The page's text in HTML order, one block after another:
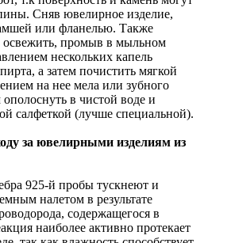
Сняв ювелирное изделие,
или фланелью. Также
освежить, промыв в мыльном
нескольких капель
а затем почистить мягкой
на нее мела или зубного
в чистой воде и
салфеткой (лучше специальной).
за ювелирными изделиям из
925-й пробы тускнеют и
налетом в результате
содержащегося в
наиболее активно протекает